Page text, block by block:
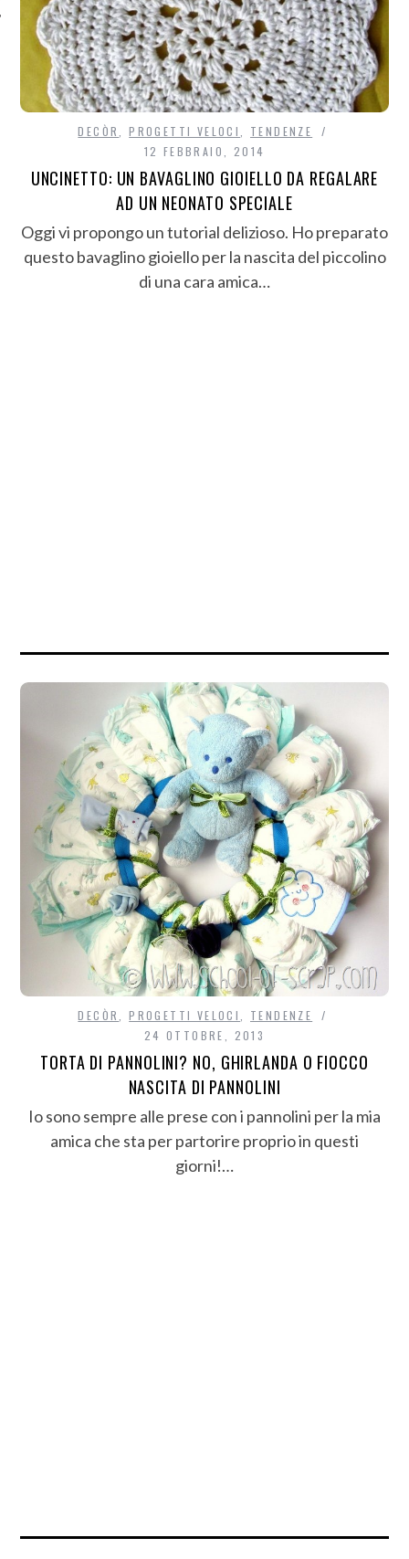
DECÒR ,PROGETTI VELOCI
TENDENZE
12 FEBBRAIO, 2014
UNCINETTO: UN BAVAGLINO GIOIELLO DA REGALARE
AD UN NEONATO SPECIALE
Oggi vi propongo un tutorial delizioso. Ho preparato
questo bavaglino gioiello per la nascita del piccolino
di una cara amica…
DECÒR ,PROGETTI VELOCI
TENDENZE
24 OTTOBRE, 2013
TORTA DI PANNOLINI? NO, GHIRLANDA O FIOCCO
NASCITA DI PANNOLINI
Io sono sempre alle prese con i pannolini per la mia
amica che sta per partorire proprio in questi
giorni!…